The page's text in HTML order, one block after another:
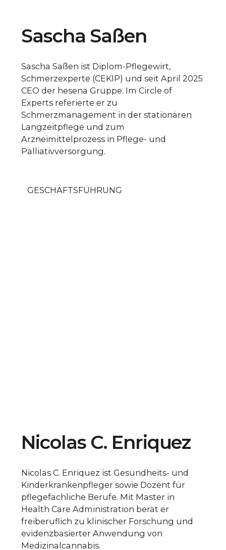
Sascha Saßen
Sascha Saßen ist Diplom-Pflegewirt,
Schmerzexperte (CEKIP) und seit April 2025
CEO der hesena Gruppe. Im Circle of
Experts referierte er zu
Schmerzmanagement in der stationären
Langzeitpflege und zum
Arzneimittelprozess in Pflege- und
Palliativversorgung.
GESCHÄFTSFÜHRUNG
Nicolas C. Enriquez
Nicolas C. Enriquez ist Gesundheits- und
Kinderkrankenpfleger sowie Dozent für
pflegefachliche Berufe. Mit Master in
Health Care Administration berät er
freiberuflich zu klinischer Forschung und
evidenzbasierter Anwendung von
Medizinalcannabis.